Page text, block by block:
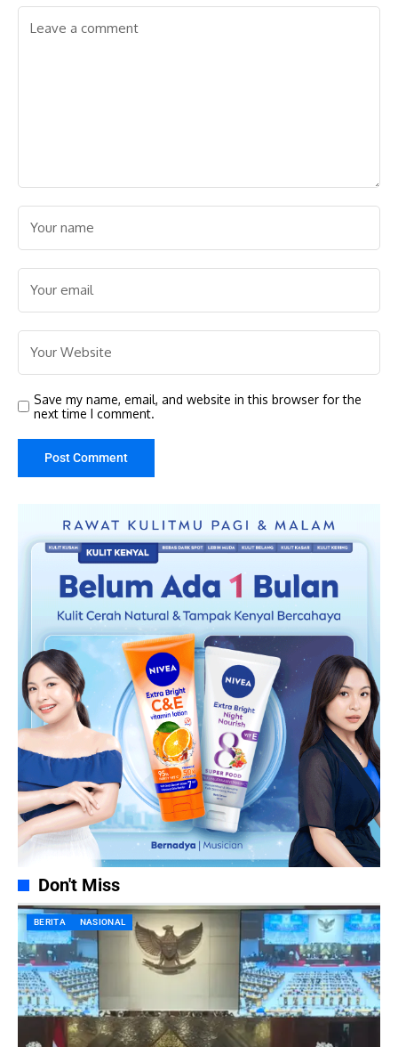
Save my name, email, and website in this browser for the
next time I comment.
Don't Miss
BERITA NASIONAL